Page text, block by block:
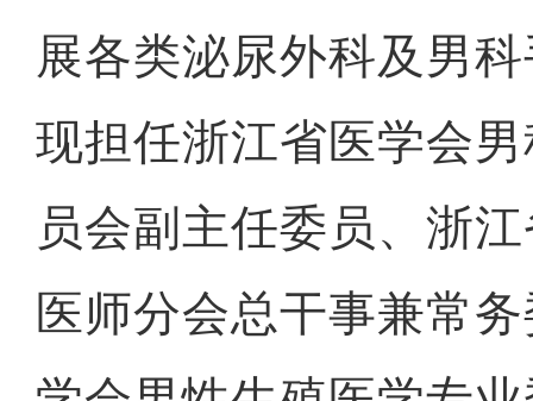
展各类泌尿外科及男
现担任浙江省医学会
员会副主任委员、浙
医师分会总干事兼常